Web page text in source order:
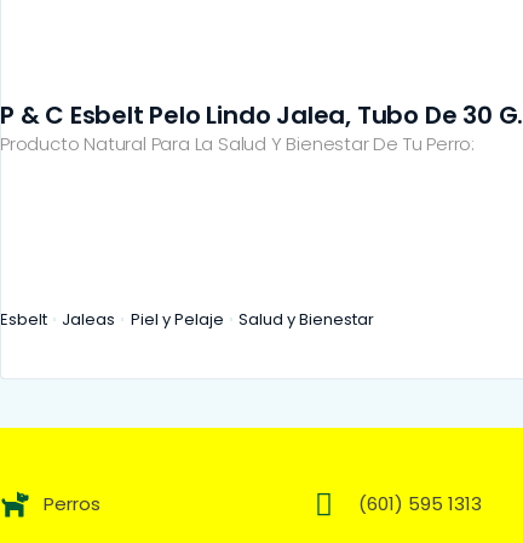
Producto Natural Para La Salud Y Bienestar De Tu Perro:
P & C Esbelt Pelo Lindo Jalea, Tubo De 30 G.
Esbelt Jaleas Piel y Pelaje Salud y Bienestar
Perros (601) 595 1313